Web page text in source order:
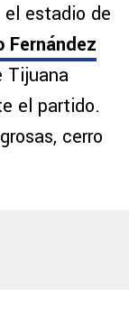
estadio de
Fernández
Tijuana
el partido.
cerro